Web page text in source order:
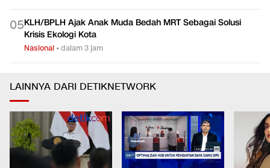
05KLH/BPLH Ajak Anak Muda Bedah MRT Sebagai Solusi
Krisis Ekologi Kota
Nasional •dalam 3 jam
LAINNYA DARI DETIKNETWORK